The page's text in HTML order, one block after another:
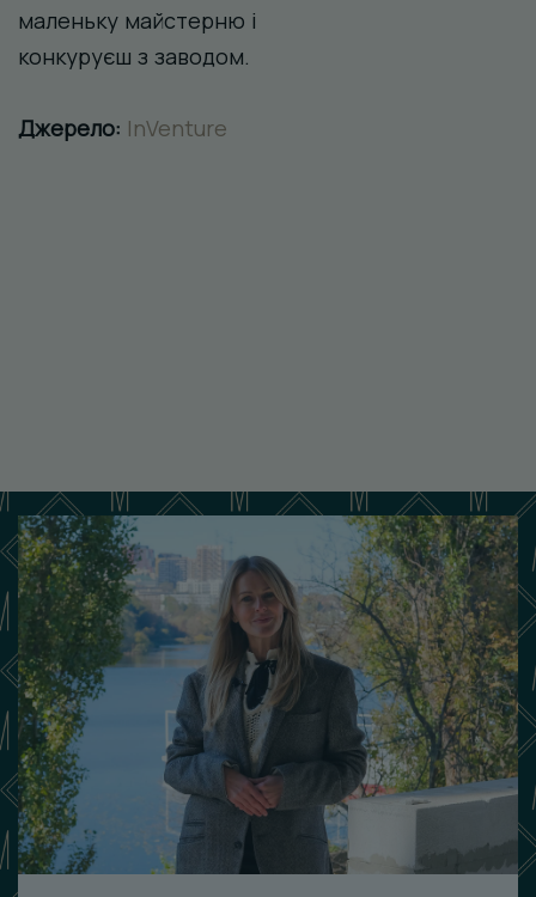
маленьку майстерню і
конкуруєш з заводом.
Джерело: InVenture